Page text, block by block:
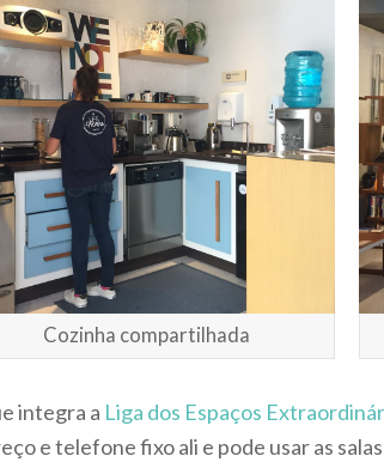
Cozinha compartilhada
integra a Liga dos Espaços
e telefone fixo ali e pode usar as